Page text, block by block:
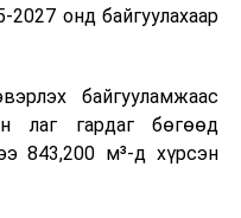
асуулт-хариулт,
ажиллах дасгал,
дадлага зэрэг
зохион байгуулж
онд байгуулахаар
байгууламжаас
лаг гардаг бөгөөд
843,200 м³-д хүрсэн